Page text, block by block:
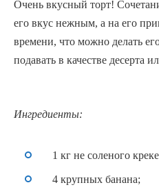
Очень вкусный торт!
его вкус нежным, а на его
времени, что можно делать
подавать в качестве десерта
Ингредиенты:
1 кг не соленого
4 крупных банана;